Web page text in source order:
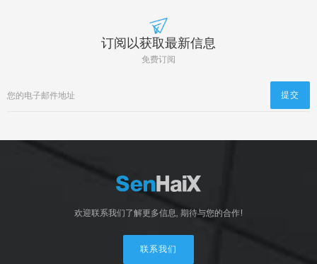
订阅以获取最新信息
免费订阅
欢迎联系我们了解更多信息, 期待与您的合作!
联系我们